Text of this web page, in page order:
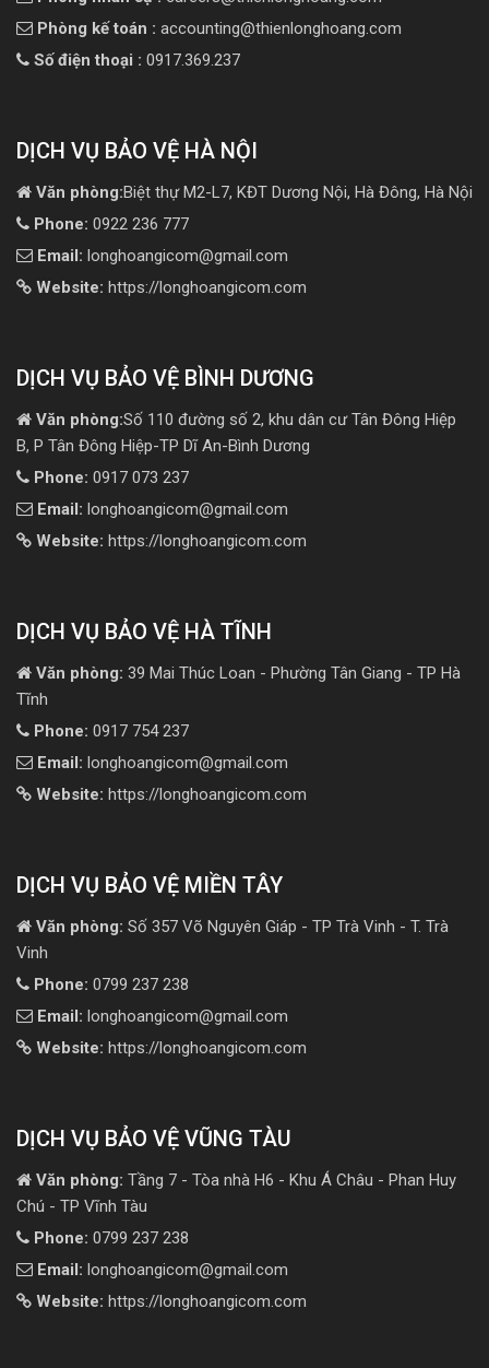
Phòng kế toán : accounting@thienlonghoang.com
Số điện thoại : 0917.369.237
DỊCH VỤ BẢO VỆ HÀ NỘI
Văn phòng:Biệt thự M2-L7, KĐT Dương Nội, Hà Đông, Hà Nội
Phone: 0922 236 777
Email: longhoangicom@gmail.com
Website: https://longhoangicom.com
DỊCH VỤ BẢO VỆ BÌNH DƯƠNG
Văn phòng:Số 110 đường số 2, khu dân cư Tân Đông Hiệp
B, P Tân Đông Hiệp-TP Dĩ An-Bình Dương
Phone: 0917 073 237
Email: longhoangicom@gmail.com
Website: https://longhoangicom.com
DỊCH VỤ BẢO VỆ HÀ TĨNH
Văn phòng: 39 Mai Thúc Loan - Phường Tân Giang - TP Hà
Tĩnh
Phone: 0917 754 237
Email: longhoangicom@gmail.com
Website: https://longhoangicom.com
DỊCH VỤ BẢO VỆ MIỀN TÂY
Văn phòng: Số 357 Võ Nguyên Giáp - TP Trà Vinh - T. Trà
Vinh
Phone: 0799 237 238
Email: longhoangicom@gmail.com
Website: https://longhoangicom.com
DỊCH VỤ BẢO VỆ VŨNG TÀU
Văn phòng: Tầng 7 - Tòa nhà H6 - Khu Á Châu - Phan Huy
Chú - TP Vĩnh Tàu
Phone: 0799 237 238
Email: longhoangicom@gmail.com
Website: https://longhoangicom.com